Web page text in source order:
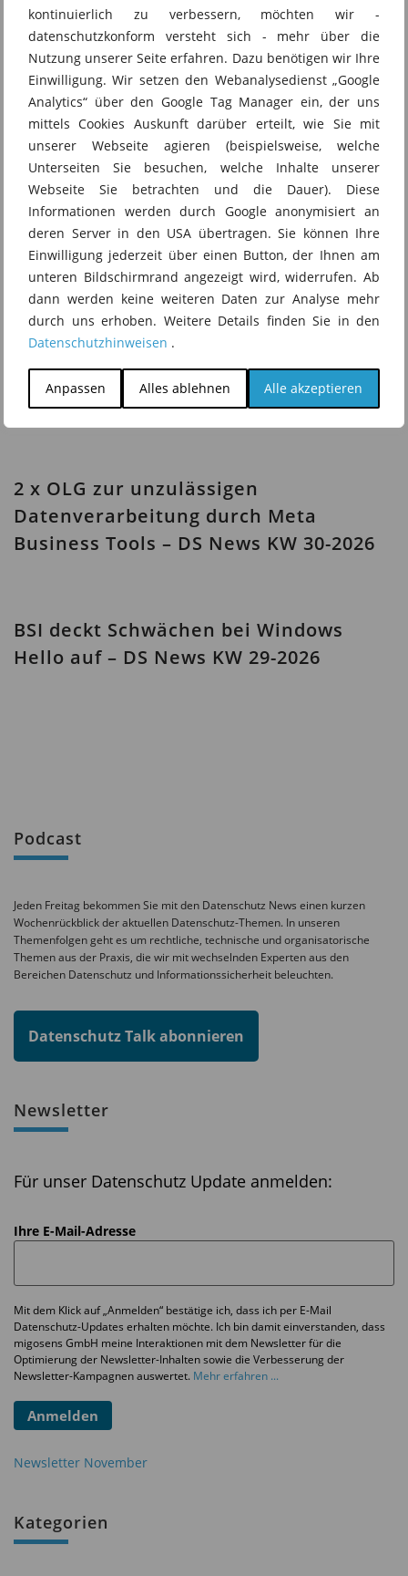
kontinuierlich zu verbessern, möchten wir -
datenschutzkonform versteht sich - mehr über die
Nutzung unserer Seite erfahren. Dazu benötigen wir Ihre
Einwilligung. Wir setzen den Webanalysedienst „Google
Analytics“ über den Google Tag Manager ein, der uns
mittels Cookies Auskunft darüber erteilt, wie Sie mit
unserer Webseite agieren (beispielsweise, welche
Unterseiten Sie besuchen, welche Inhalte unserer
Webseite Sie betrachten und die Dauer). Diese
Informationen werden durch Google anonymisiert an
deren Server in den USA übertragen. Sie können Ihre
Einwilligung jederzeit über einen Button, der Ihnen am
unteren Bildschirmrand angezeigt wird, widerrufen. Ab
dann werden keine weiteren Daten zur Analyse mehr
durch uns erhoben. Weitere Details finden Sie in den
Datenschutzhinweisen .
Anpassen Alles ablehnen Alle akzeptieren
Das könnte Sie auch
interessieren
Binding Corporate Rules verständlich
erklärt – Dr. Jörg Friedrichs im
Datenschutz Talk
Haushaltsausnahme vor dem BGH – DS
News KW 31-2026
2 x OLG zur unzulässigen
Datenverarbeitung durch Meta
Business Tools – DS News KW 30-2026
BSI deckt Schwächen bei Windows
Hello auf – DS News KW 29-2026
Podcast
Jeden Freitag bekommen Sie mit den Datenschutz News einen kurzen
Wochenrückblick der aktuellen Datenschutz-Themen. In unseren
Themenfolgen geht es um rechtliche, technische und organisatorische
Themen aus der Praxis, die wir mit wechselnden Experten aus den
Bereichen Datenschutz und Informationssicherheit beleuchten.
Datenschutz Talk abonnieren
Newsletter
Für unser Datenschutz Update anmelden:
Ihre E-Mail-Adresse
Mit dem Klick auf „Anmelden“ bestätige ich, dass ich per E-Mail
Datenschutz-Updates erhalten möchte. Ich bin damit einverstanden, dass
migosens GmbH meine Interaktionen mit dem Newsletter für die
Optimierung der Newsletter-Inhalten sowie die Verbesserung der
Newsletter-Kampagnen auswertet. Mehr erfahren ...
Anmelden
Newsletter November
Kategorien